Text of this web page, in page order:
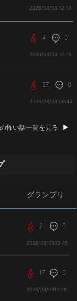
2026/08/05 12:18
4 0
2026/08/03 17:16
27 0
2026/08/03 09:45
怖い話一覧を見る
グランプリ
21 0
2026/08/0309:45
17 0
2026/08/0311:28